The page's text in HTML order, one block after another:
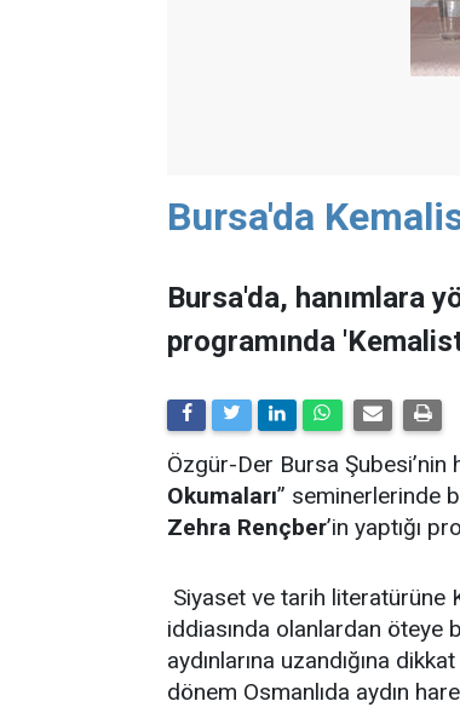
Bursa'da
Bursa'da, hanımlara
programında
Özgür-Der Bursa Şubesi’nin
Okumaları” seminerlerinde
Zehra Rençber’in yaptığı
Siyaset ve tarih literatürüne
iddiasında olanlardan öteye
aydınlarına uzandığına
dönem Osmanlıda aydın